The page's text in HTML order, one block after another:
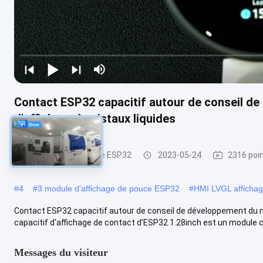
Contact ESP32 capacitif autour de conseil
d'affichage à cristaux liquides
Module de l'affichage ESP32 2023-05-24 2316
#4 #3 module d'affichage de pouce ESP32 #HMI LVGL
Contact ESP32 capacitif autour de conseil de développement du
capacitif d'affichage de contact d'ESP32 1.28inch est un module
Messages du visiteur